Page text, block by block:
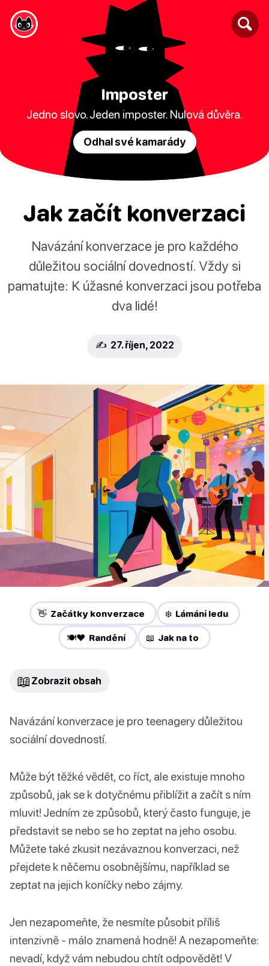
Imposter
Jedno slovo. Jeden imposter. Nulová důvěra.
Odhal své kamarády
Jak začít konverzaci
Navázání konverzace je pro každého
důležitou sociální dovedností. Vždy si
pamatujte: K úžasné konverzaci jsou potřeba
dva lidé!
✍️ 27. říjen, 2022
👋 Začátky konverzace ❄️ Lámání ledu
🍽️❤️ Randění 📖 Jak na to
📖 Zobrazit obsah
Navázání konverzace je pro teenagery důležitou
sociální dovedností.
Může být těžké vědět, co říct, ale existuje mnoho
způsobů, jak se k dotyčnému přiblížit a začít s ním
mluvit! Jedním ze způsobů, který často funguje, je
představit se nebo se ho zeptat na jeho osobu.
Můžete také zkusit nezávaznou konverzaci, než
přejdete k něčemu osobnějšímu, například se
zeptat na jejich koníčky nebo zájmy.
Jen nezapomeňte, že nesmíte působit příliš
intenzivně - málo znamená hodně! A nezapomeňte:
nevadí, když vám nebudou chtít odpovědět! V